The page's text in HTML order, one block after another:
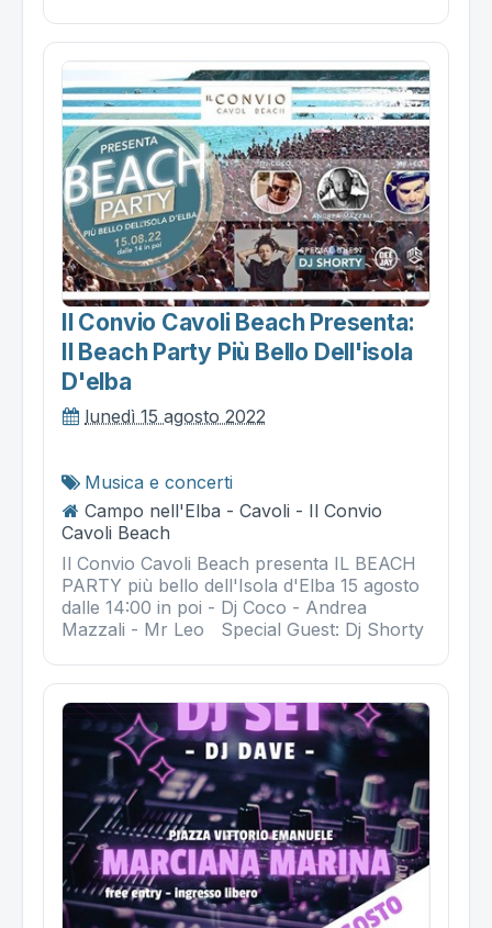
Il Convio Cavoli Beach Presenta:
Il Beach Party Più Bello Dell'isola
D'elba
lunedì 15 agosto 2022
Musica e concerti
Campo nell'Elba - Cavoli - Il Convio
Cavoli Beach
Il Convio Cavoli Beach presenta IL BEACH
PARTY più bello dell'Isola d'Elba 15 agosto
dalle 14:00 in poi - Dj Coco - Andrea
Mazzali - Mr Leo Special Guest: Dj Shorty